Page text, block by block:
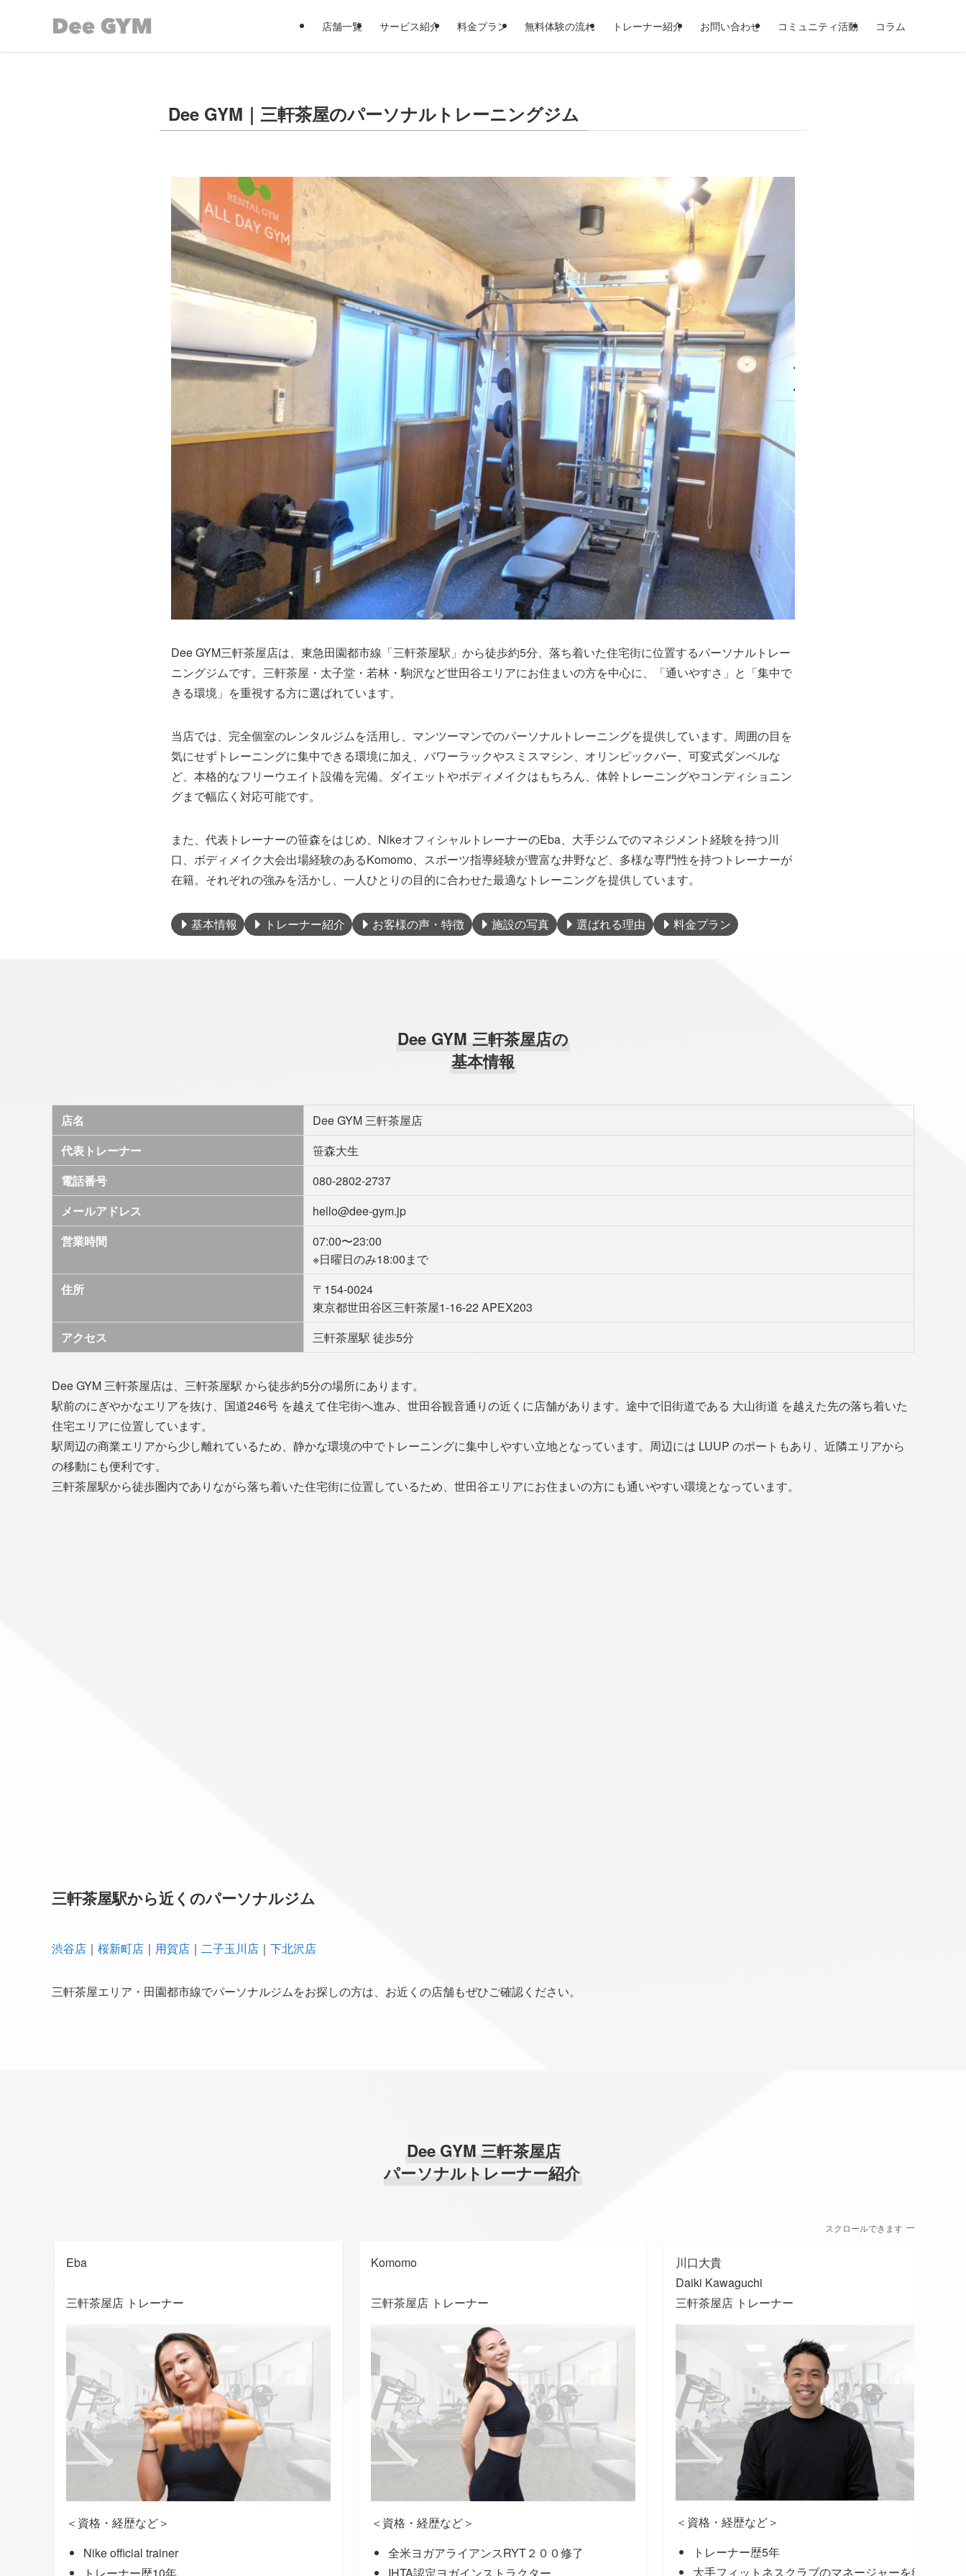
店舗一覧 サービス紹介 料金プラン 無料体験の流れ トレーナー紹介 お問い合わせ コミュニティ活動 コラム
Dee GYM｜三軒茶屋のパーソナルトレーニングジム
Dee GYM三軒茶屋店は、東急田園都市線「三軒茶屋駅」から徒歩約5分、落ち着いた住宅街に位置するパーソナルトレー
ニングジムです。三軒茶屋・太子堂・若林・駒沢など世田谷エリアにお住まいの方を中心に、「通いやすさ」と「集中で
きる環境」を重視する方に選ばれています。
当店では、完全個室のレンタルジムを活用し、マンツーマンでのパーソナルトレーニングを提供しています。周囲の目を
気にせずトレーニングに集中できる環境に加え、パワーラックやスミスマシン、オリンピックバー、可変式ダンベルな
ど、本格的なフリーウエイト設備を完備。ダイエットやボディメイクはもちろん、体幹トレーニングやコンディショニン
グまで幅広く対応可能です。
また、代表トレーナーの笹森をはじめ、NikeオフィシャルトレーナーのEba、大手ジムでのマネジメント経験を持つ川
口、ボディメイク大会出場経験のあるKomomo、スポーツ指導経験が豊富な井野など、多様な専門性を持つトレーナーが
在籍。それぞれの強みを活かし、一人ひとりの目的に合わせた最適なトレーニングを提供しています。
基本情報 トレーナー紹介 お客様の声・特徴 施設の写真 選ばれる理由 料金プラン
Dee GYM 三軒茶屋店の
基本情報
店名
Dee GYM 三軒茶屋店
代表トレーナー
笹森大生
電話番号
080-2802-2737
メールアドレス
hello@dee-gym.jp
営業時間
07:00〜23:00
※日曜日のみ18:00まで
住所
〒154-0024
東京都世田谷区三軒茶屋1-16-22 APEX203
アクセス
三軒茶屋駅 徒歩5分
Dee GYM 三軒茶屋店は、三軒茶屋駅 から徒歩約5分の場所にあります。
駅前のにぎやかなエリアを抜け、国道246号 を越えて住宅街へ進み、世田谷観音通りの近くに店舗があります。途中で旧街道である 大山街道 を越えた先の落ち着いた
住宅エリアに位置しています。
駅周辺の商業エリアから少し離れているため、静かな環境の中でトレーニングに集中しやすい立地となっています。周辺には LUUP のポートもあり、近隣エリアから
の移動にも便利です。
三軒茶屋駅から徒歩圏内でありながら落ち着いた住宅街に位置しているため、世田谷エリアにお住まいの方にも通いやすい環境となっています。
三軒茶屋駅から近くのパーソナルジム
渋谷店 ｜ 桜新町店 ｜ 用賀店 ｜ 二子玉川店 ｜ 下北沢店
三軒茶屋エリア・田園都市線でパーソナルジムをお探しの方は、お近くの店舗もぜひご確認ください。
Dee GYM 三軒茶屋店
パーソナルトレーナー紹介
スクロールできます
Eba
三軒茶屋店 トレーナー
＜資格・経歴など＞
Nike official trainer
トレーナー歴10年
Komomo
三軒茶屋店 トレーナー
＜資格・経歴など＞
全米ヨガアライアンスRYT２００修了
IHTA認定ヨガインストラクター
川口大貴
Daiki Kawaguchi
三軒茶屋店 トレーナー
＜資格・経歴など＞
トレーナー歴5年
大手フィットネスクラブのマネージャーを経験